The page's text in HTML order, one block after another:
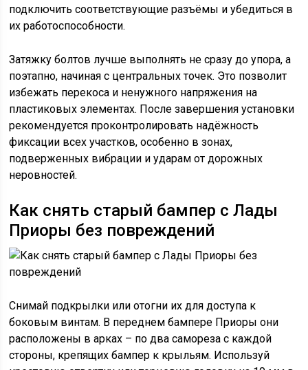
подключить соответствующие разъёмы и убедиться в
их работоспособности.
Затяжку болтов лучше выполнять не сразу до упора, а
поэтапно, начиная с центральных точек. Это позволит
избежать перекоса и ненужного напряжения на
пластиковых элементах. После завершения установки
рекомендуется проконтролировать надёжность
фиксации всех участков, особенно в зонах,
подверженных вибрации и ударам от дорожных
неровностей.
Как снять старый бампер с Лады
Приоры без повреждений
Снимай подкрылки или отогни их для доступа к
боковым винтам. В переднем бампере Приоры они
расположены в арках – по два самореза с каждой
стороны, крепящих бампер к крыльям. Используй